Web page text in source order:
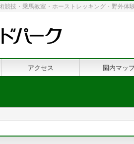
競技・乗馬教室・ホーストレッキング・野外体
アクセス 園内マッ